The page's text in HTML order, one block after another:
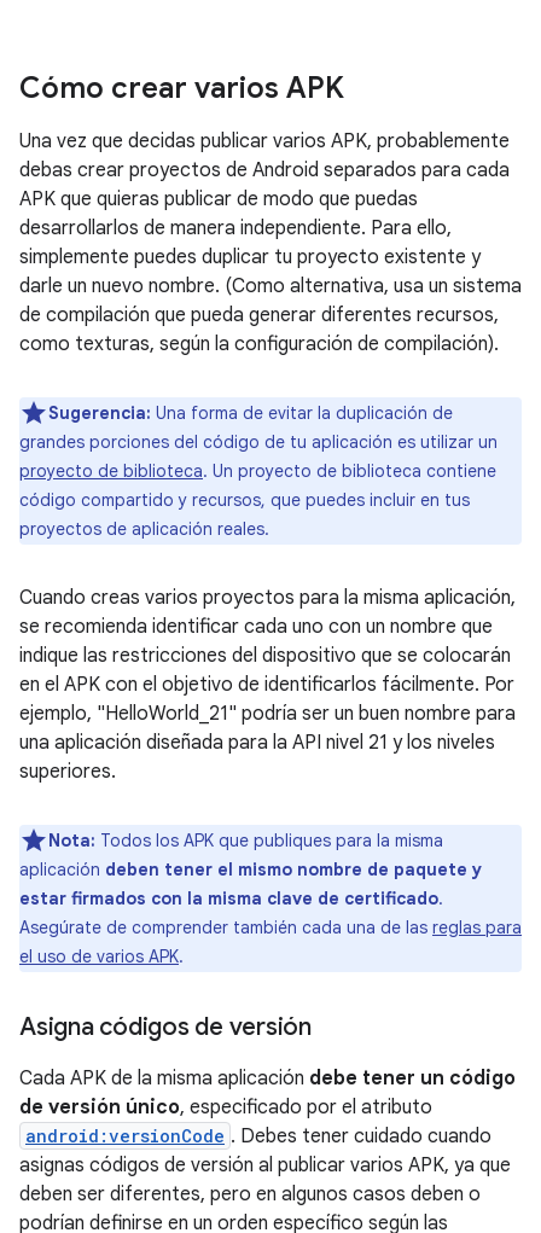
Cómo crear varios APK
Una vez que decidas publicar varios APK, probablemente
debas crear proyectos de Android separados para cada
APK que quieras publicar de modo que puedas
desarrollarlos de manera independiente. Para ello,
simplemente puedes duplicar tu proyecto existente y
darle un nuevo nombre. (Como alternativa, usa un sistema
de compilación que pueda generar diferentes recursos,
como texturas, según la configuración de compilación).
Sugerencia: Una forma de evitar la duplicación de
grandes porciones del código de tu aplicación es utilizar un
proyecto de biblioteca. Un proyecto de biblioteca contiene
código compartido y recursos, que puedes incluir en tus
proyectos de aplicación reales.
Cuando creas varios proyectos para la misma aplicación,
se recomienda identificar cada uno con un nombre que
indique las restricciones del dispositivo que se colocarán
en el APK con el objetivo de identificarlos fácilmente. Por
ejemplo, "HelloWorld_21" podría ser un buen nombre para
una aplicación diseñada para la API nivel 21 y los niveles
superiores.
Nota: Todos los APK que publiques para la misma
aplicación deben tener el mismo nombre de paquete y
estar firmados con la misma clave de certificado.
Asegúrate de comprender también cada una de las reglas para
el uso de varios APK.
Asigna códigos de versión
Cada APK de la misma aplicación debe tener un código
de versión único, especificado por el atributo
android:versionCode . Debes tener cuidado cuando
asignas códigos de versión al publicar varios APK, ya que
deben ser diferentes, pero en algunos casos deben o
podrían definirse en un orden específico según las